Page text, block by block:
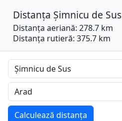
Distanța Șimnicu de Sus
Distanța aeriană: 278.7 km
Distanța rutieră: 375.7 km
Calculează distanța